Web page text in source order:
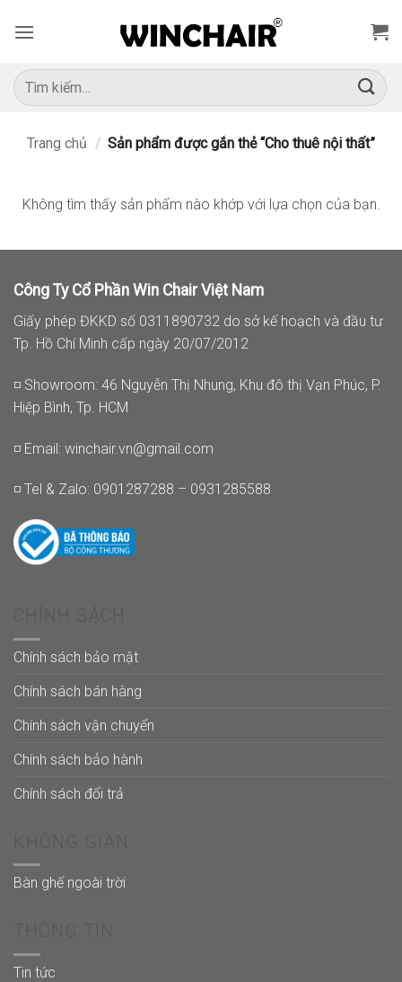
qua
dung
Tìm
kiếm:
Trang chủ / Sản phẩm được gắn thẻ “Cho thuê nội thất”
Không tìm thấy sản phẩm nào khớp với lựa chọn của bạn.
Công Ty Cổ Phần Win Chair Việt Nam
Giấy phép ĐKKD số 0311890732 do sở kế hoạch và đầu tư
Tp. Hồ Chí Minh cấp ngày 20/07/2012
◽ Showroom: 46 Nguyễn Thị Nhung, Khu đô thị Vạn Phúc, P.
Hiệp Bình, Tp. HCM
◽ Email: winchair.vn@gmail.com
◽ Tel & Zalo: 0901287288 – 0931285588
Chính sách bảo mật
Chính sách bán hàng
Chính sách vận chuyển
Chính sách bảo hành
Chính sách đổi trả
Bàn ghế ngoài trời
Tin tức